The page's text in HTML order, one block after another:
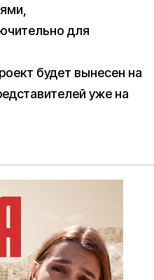
для
будет вынесен на
уже на